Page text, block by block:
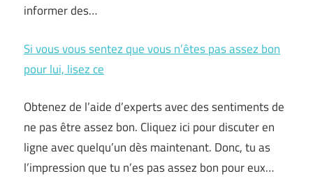
informer des…
Si vous vous sentez que vous n’êtes pas assez bon
pour lui, lisez ce
Obtenez de l’aide d’experts avec des sentiments de
ne pas être assez bon. Cliquez ici pour discuter en
ligne avec quelqu’un dès maintenant. Donc, tu as
l’impression que tu n’es pas assez bon pour eux…